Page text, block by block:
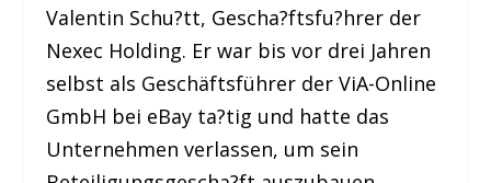
Valentin Schu?tt, Gescha?ftsfu?hrer der
Nexec Holding. Er war bis vor drei Jahren
selbst als Geschäftsführer der ViA-Online
GmbH bei eBay ta?tig und hatte das
Unternehmen verlassen, um sein